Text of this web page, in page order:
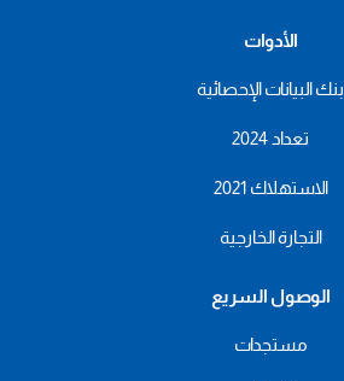
الأدوات
بنك البيانات الإحصائية
تعداد 2024
الاستهلاك 2021
التجارة الخارجية
الوصول السريع
مستجدات